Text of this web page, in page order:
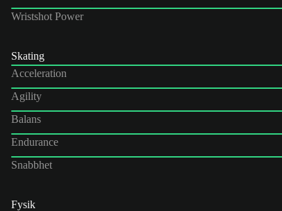
Wristshot Power
Skating
Acceleration
Agility
Balans
Endurance
Snabbhet
Fysik